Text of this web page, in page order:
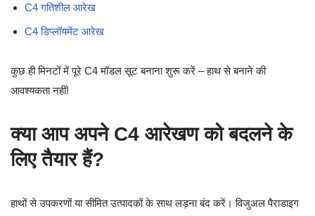
C4 गतिशील आरेख
C4 डिप्लॉयमेंट आरेख
कुछ ही मिनटों में पूरे C4 मॉडल सूट बनाना शुरू करें – हाथ से बनाने की
आवश्यकता नहीं!
क्या आप अपने C4 आरेखण को बदलने के
लिए तैयार हैं?
हाथों से उपकरणों या सीमित उत्पादकों के साथ लड़ना बंद करें। विजुअल पैराडाइग